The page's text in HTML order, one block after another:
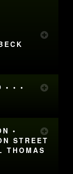
• • •
•
STREET
THOMAS